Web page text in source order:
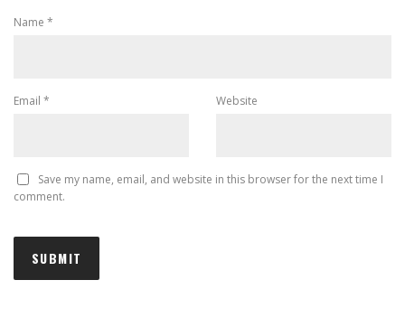
Name *
Email * Website
Save my name, email, and website in this browser for the next time I
comment.